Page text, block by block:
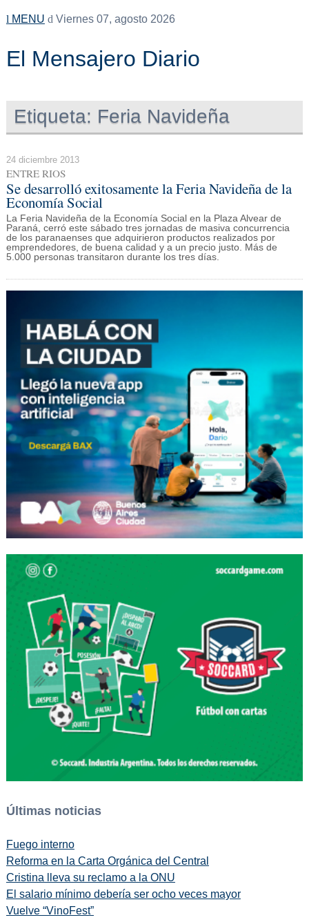
MENU Viernes 07, agosto 2026
El Mensajero Diario
Etiqueta: Feria Navideña
24 diciembre 2013
ENTRE RIOS
Se desarrolló exitosamente la Feria Navideña de la
Economía Social
La Feria Navideña de la Economía Social en la Plaza Alvear de
Paraná, cerró este sábado tres jornadas de masiva concurrencia
de los paranaenses que adquirieron productos realizados por
emprendedores, de buena calidad y a un precio justo. Más de
5.000 personas transitaron durante los tres días.
Últimas noticias
Fuego interno
Reforma en la Carta Orgánica del Central
Cristina lleva su reclamo a la ONU
El salario mínimo debería ser ocho veces mayor
Vuelve “VinoFest”